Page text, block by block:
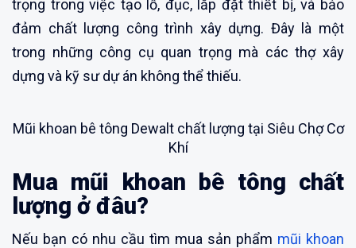
trọng trong việc tạo lỗ, đục, lắp đặt thiết bị, và bảo
đảm chất lượng công trình xây dựng. Đây là một
trong những công cụ quan trọng mà các thợ xây
dựng và kỹ sư dự án không thể thiếu.
Mũi khoan bê tông Dewalt chất lượng tại Siêu Chợ Cơ
Khí
Mua mũi khoan bê tông chất
lượng ở đâu?
Nếu bạn có nhu cầu tìm mua sản phẩm mũi khoan